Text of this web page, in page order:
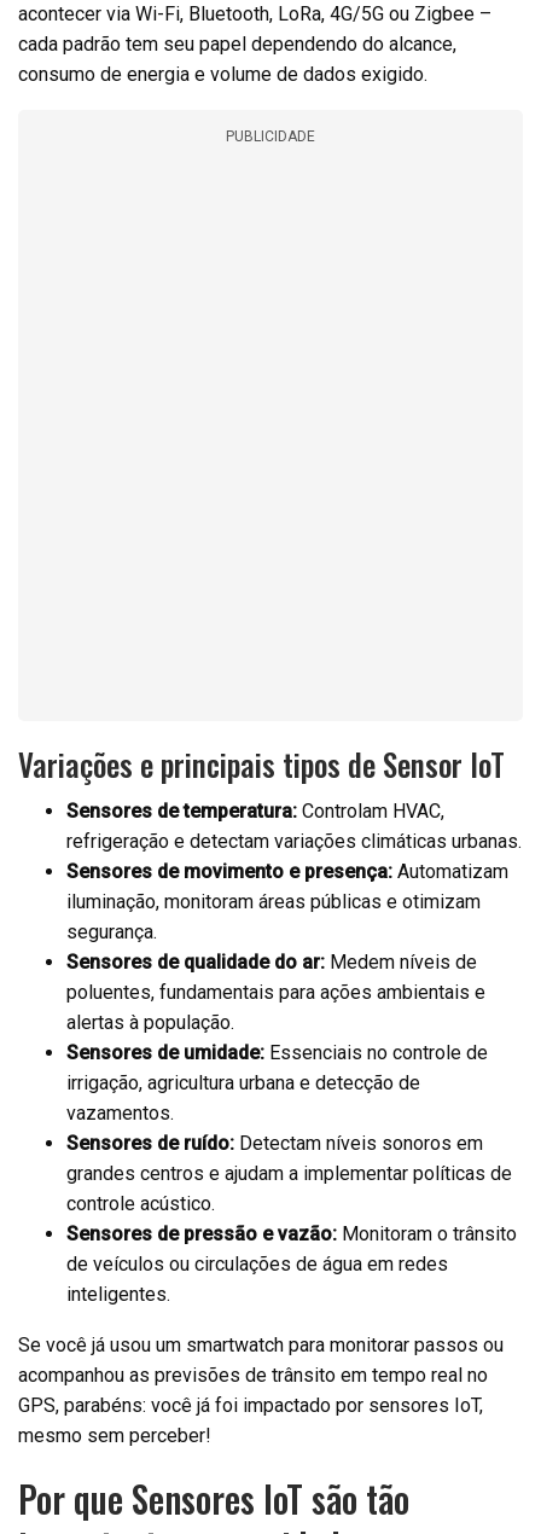
acontecer via Wi-Fi, Bluetooth, LoRa, 4G/5G ou Zigbee –
cada padrão tem seu papel dependendo do alcance,
consumo de energia e volume de dados exigido.
PUBLICIDADE
Variações e principais tipos de Sensor IoT
Sensores de temperatura: Controlam HVAC,
refrigeração e detectam variações climáticas urbanas.
Sensores de movimento e presença: Automatizam
iluminação, monitoram áreas públicas e otimizam
segurança.
Sensores de qualidade do ar: Medem níveis de
poluentes, fundamentais para ações ambientais e
alertas à população.
Sensores de umidade: Essenciais no controle de
irrigação, agricultura urbana e detecção de
vazamentos.
Sensores de ruído: Detectam níveis sonoros em
grandes centros e ajudam a implementar políticas de
controle acústico.
Sensores de pressão e vazão: Monitoram o trânsito
de veículos ou circulações de água em redes
inteligentes.
Se você já usou um smartwatch para monitorar passos ou
acompanhou as previsões de trânsito em tempo real no
GPS, parabéns: você já foi impactado por sensores IoT,
mesmo sem perceber!
Por que Sensores IoT são tão